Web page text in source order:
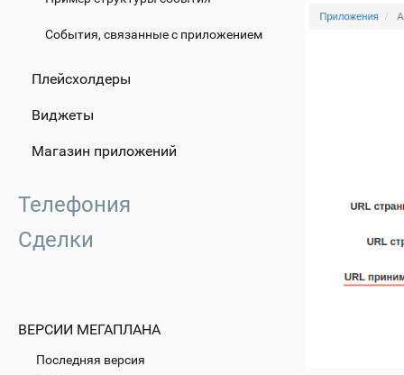
События, связанные с приложением
Плейсхолдеры
Виджеты
Магазин приложений
Телефония
Сделки
ВЕРСИИ МЕГАПЛАНА
Последняя версия